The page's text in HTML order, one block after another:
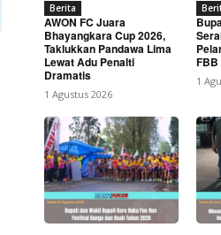
Berita
AWON FC Juara
Bhayangkara Cup 2026,
Taklukkan Pandawa Lima
Lewat Adu Penalti
Dramatis
1 Agustus 2026
1